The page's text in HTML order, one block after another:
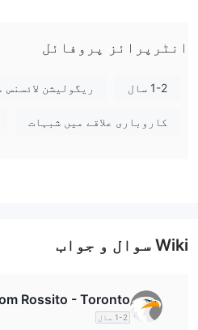
فوائد اور نقصانات
سینٹ لوشیا میں اپنے دفتروں کے
ٹریڈنگ میں 40 سے زیادہ
انٹرپرائز پروفائل
1-2 سال ریگولیشن لائسنس
کاروباری علاقے میں شبہات
Wiki سوال و جواب
Rossito - Toronto
1-2 سال